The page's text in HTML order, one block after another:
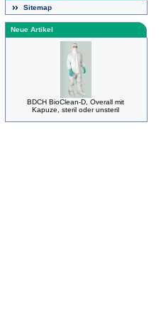
Sitemap
Neue Artikel
BDCH BioClean-D, Overall mit
Kapuze, steril oder unsteril